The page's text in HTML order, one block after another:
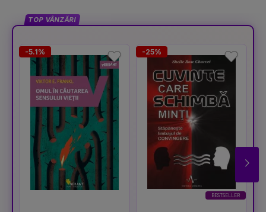
TOP VÂNZĂRI
-5.1%
BESTSELLER
-25%